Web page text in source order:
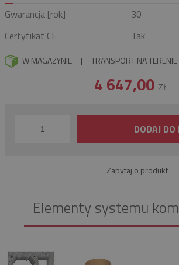
Gwarancja [rok]
30
Certyfikat CE
Tak
W MAGAZYNIE | TRANSPORT NA
4 647,00 ZŁ
DODAJ
Zapytaj o produkt
Elementy systemu